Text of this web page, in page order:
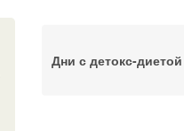
Дни с детокс-диетой